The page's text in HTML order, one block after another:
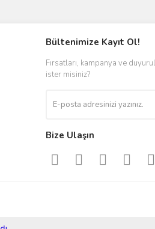
Bültenimize Kayıt Ol!
Fırsatları, kampanya ve
ister misiniz?
Bize Ulaşın